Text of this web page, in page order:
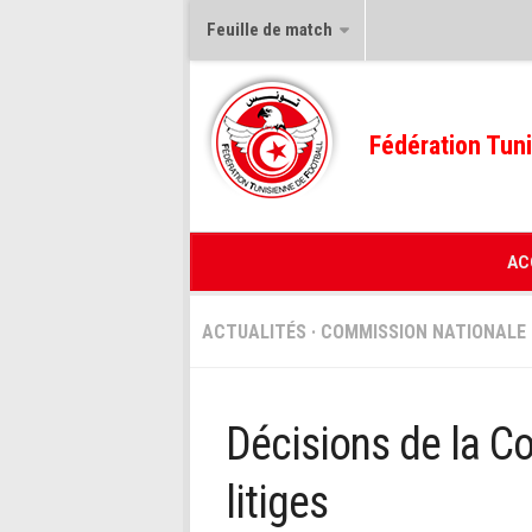
Feuille de match
Fédération
ACTUALITÉS · COMMISSION NATIONALE
Décisions de la
litiges